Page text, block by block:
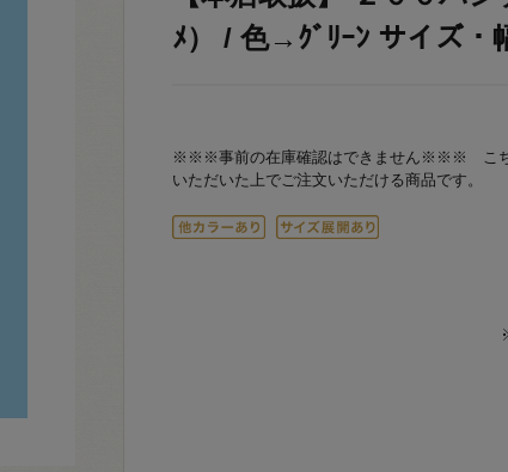
ﾒ） / 色→ｸﾞﾘｰﾝ サイズ・
※※※事前の在庫確認はできません※※※ こち
いただいた上でご注文いただける商品です。